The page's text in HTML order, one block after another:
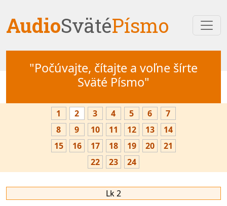
AudioSvätéPísmo
"Počúvajte, čítajte a voľne šírte
Sväté Písmo"
1 2 3 4 5 6
7
8
9 10 11 12 13
14
15
16 17 18 19 20
21
22
23 24
Lk 2